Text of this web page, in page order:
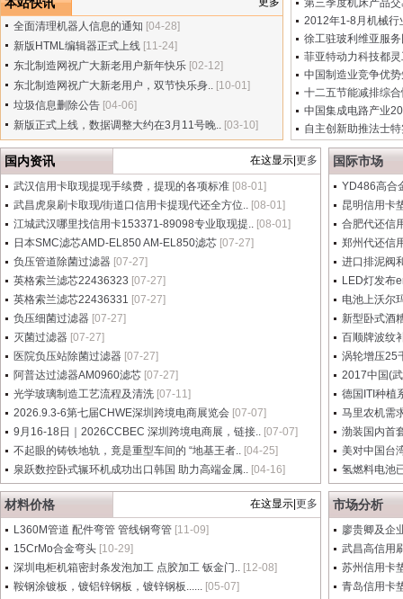
全面清理机器人信息的通知 [04-28]
新版HTML编辑器正式上线 [11-24]
东北制造网祝广大新老用户新年快乐 [02-12]
东北制造网祝广大新老用户，双节快乐身.. [10-01]
垃圾信息删除公告 [04-06]
新版正式上线，数据调整大约在3月11号晚.. [03-10]
第三季度机床产品
2012年1-8月机械行
徐工驻玻利维亚服
菲亚特动力科技都
中国制造业竞争优
十二五节能减排综
中国集成电路产业
自主创新助推法士
国内资讯 在这显示| 更多
武汉信用卡取现提现手续费，提现的各项标准 [08-01]
武昌虎泉刷卡取现/街道口信用卡提现代还全方位.. [08-01]
江城武汉哪里找信用卡153371-89098专业取现提.. [08-01]
日本SMC滤芯AMD-EL850 AM-EL850滤芯 [07-27]
负压管道除菌过滤器 [07-27]
英格索兰滤芯22436323 [07-27]
英格索兰滤芯22436331 [07-27]
负压细菌过滤器 [07-27]
灭菌过滤器 [07-27]
医院负压站除菌过滤器 [07-27]
阿普达过滤器AM0960滤芯 [07-27]
光学玻璃制造工艺流程及清洗 [07-11]
2026.9.3-6第七届CHWE深圳跨境电商展览会 [07-07]
9月16-18日｜2026CCBEC 深圳跨境电商展，链接.. [07-07]
不起眼的铸铁地轨，竟是重型车间的 “地基王者.. [04-25]
泉跃数控卧式辗环机成功出口韩国 助力高端金属.. [04-16]
国际市场
YD486高合
昆明信用卡
合肥代还信
郑州代还信
进口排泥阀
LED灯发布
电池上沃尔
新型卧式酒
百顺牌波纹
涡轮增压25
2017中国(
德国ITI种植
马里农机需
渤装国内首
美对中国台
氢燃料电池
材料价格 在这显示| 更多
L360M管道 配件弯管 管线钢弯管 [11-09]
15CrMo合金弯头 [10-29]
深圳电柜机箱密封条发泡加工 点胶加工 钣金门.. [12-08]
鞍钢涂镀板，镀铝锌钢板，镀锌钢板...... [05-07]
市场分析
廖贵卿及企
武昌高信用
苏州信用卡
青岛信用卡